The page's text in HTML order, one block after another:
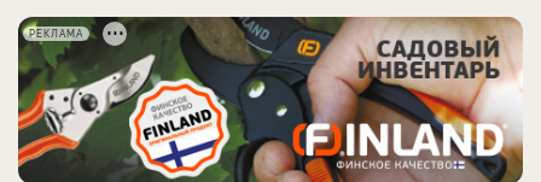
РЕКЛАМА